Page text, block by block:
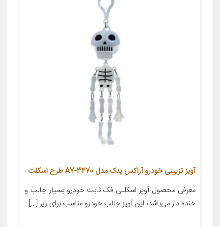
آویز تزیینی خودرو آراکس یدک مدل AY-3470 طرح اسکلت
معرفی محصول آویز اسکلتی فک ثابت خودرو بسیار جالب و
خنده دار می‌باشد، این آویز جالب خودرو مناسب برای زیر […]